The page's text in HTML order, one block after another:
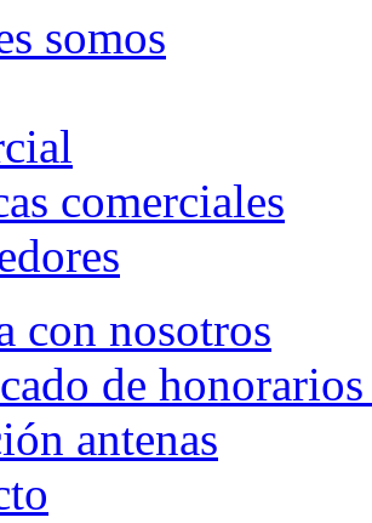
somos
comerciales
con nosotros
de
antenas